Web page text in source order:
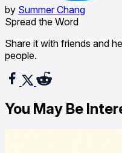
by Summer Chang
Spread the Word
Share it with friends and
people.
You May Be